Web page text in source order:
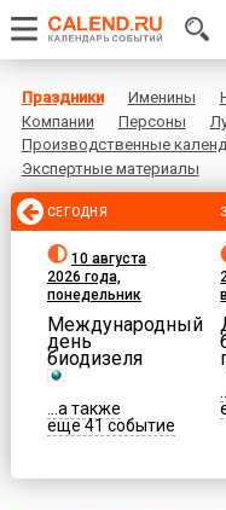
Праздники Именины
Компании
Персоны
Производственные
Экспертные материалы
СЕГОДНЯ
10 августа
2026 года,
понедельник
Международный
день
биодизеля
...а также
еще 41 событие